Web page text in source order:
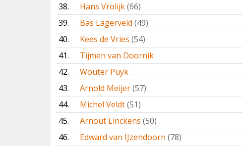
38.
Hans Vrolijk(66)
39.
Bas Lagerveld (49)
40.
Kees de Vries (54)
41.
Tijmen van Doornik
42.
Wouter Puyk
43.
Arnold Meijer(57)
44.
Michel Veldt(51)
45.
Arnout Linckens (50)
46.
Edward van IJzendoorn (78)